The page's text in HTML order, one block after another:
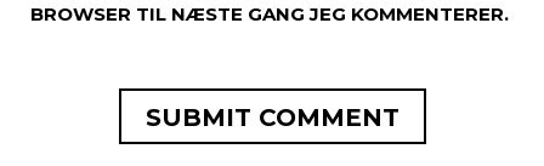
BROWSER TIL NÆSTE GANG JEG KOMMENTERER.